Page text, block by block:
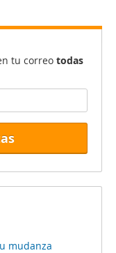
tu correo todas
mudanza